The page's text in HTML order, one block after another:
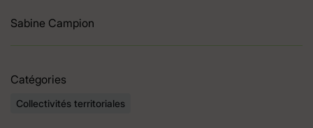
Sabine Campion
Catégories
Collectivités territoriales